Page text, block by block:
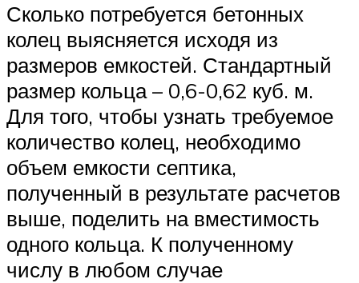
Сколько потребуется бетонных
колец выясняется исходя из
размеров емкостей. Стандартный
размер кольца – 0,6-0,62 куб. м.
Для того, чтобы узнать требуемое
количество колец, необходимо
объем емкости септика,
полученный в результате расчетов
выше, поделить на вместимость
одного кольца. К полученному
числу в любом случае